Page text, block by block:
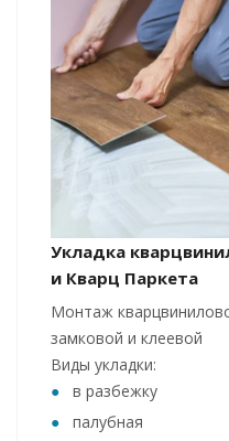
Укладка
и Кварц Паркета
Монтаж
замковой и клеевой
Виды укладки:
в разбежку
палубная